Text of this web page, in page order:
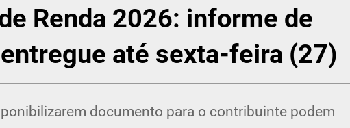
Renda 2026: informe de
até sexta-feira (27)
documento para o contribuinte podem